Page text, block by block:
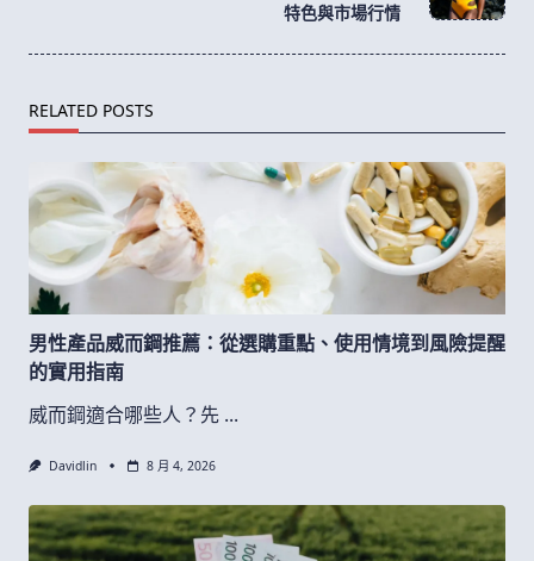
特色與市場行情
RELATED POSTS
男性產品威而鋼推薦：從選購重點、使用情境到風險提醒
的實用指南
威而鋼適合哪些人？先 ...
Davidlin 8 月 4, 2026